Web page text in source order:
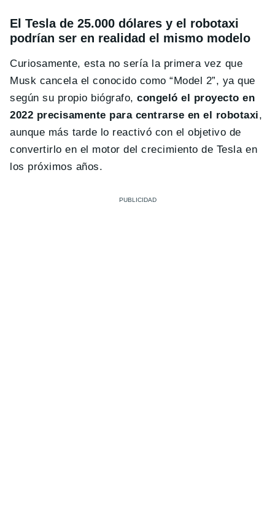
El Tesla de 25.000 dólares y el robotaxi
podrían ser en realidad el mismo modelo
Curiosamente, esta no sería la primera vez que
Musk cancela el conocido como “Model 2”, ya que
según su propio biógrafo,congeló el proyecto en
2022 precisamente para centrarse en el robotaxi,
aunque más tarde lo reactivó con el objetivo de
convertirlo en el motor del crecimiento de Tesla en
los próximos años.